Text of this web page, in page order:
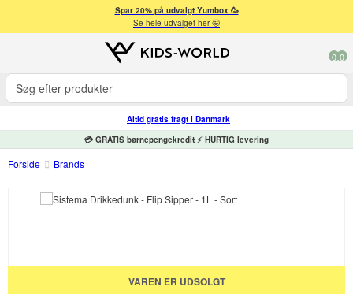
Spar 20% på udvalgt Yumbox 🥳
Se hele udvalget her 🤩
0 0
Altid gratis fragt i Danmark
💳 GRATIS børnepengekredit ⚡ HURTIG levering
Forside Brands
VAREN ER UDSOLGT